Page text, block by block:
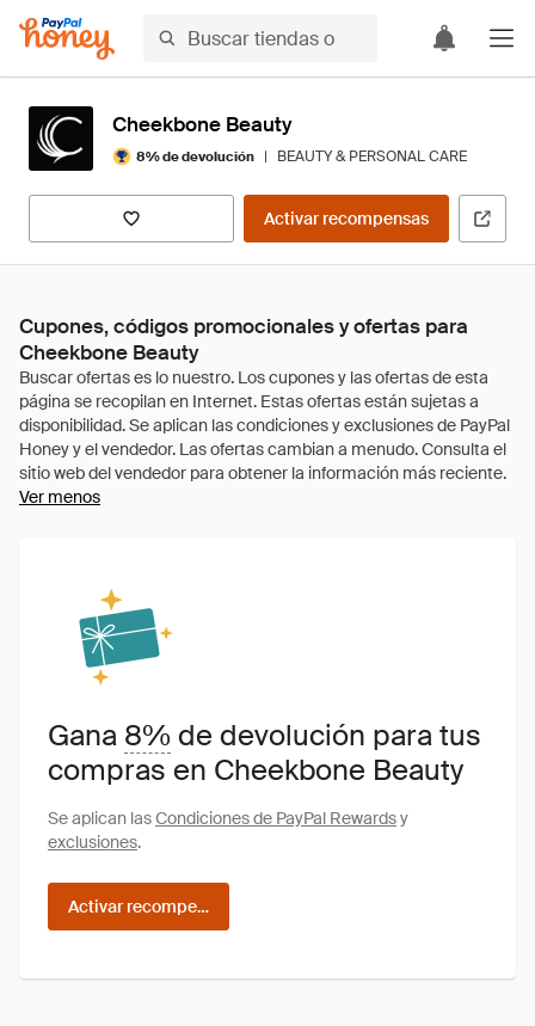
Cheekbone Beauty
8% de devolución | BEAUTY & PERSONAL CARE
Activar recompensas
Cupones, códigos promocionales y ofertas para
Cheekbone Beauty
Ver menos
Gana 8% de devolución para tus
compras en Cheekbone Beauty
Se aplican lasCondiciones de PayPal Rewardsy
exclusiones.
Activar recompensas